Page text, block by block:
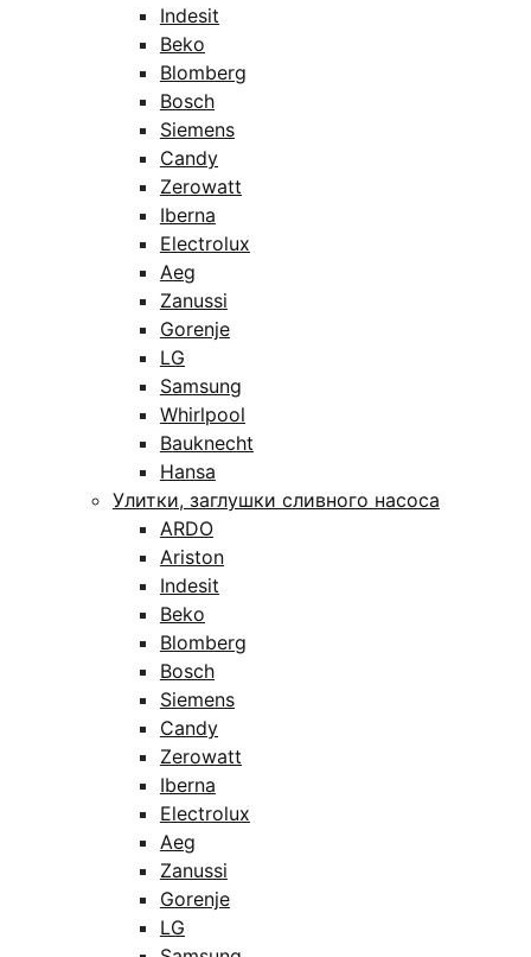
Indesit
Beko
Blomberg
Bosch
Siemens
Candy
Zerowatt
Iberna
Electrolux
Aeg
Zanussi
Gorenje
LG
Samsung
Whirlpool
Bauknecht
Hansa
Улитки, заглушки сливного насоса
ARDO
Ariston
Indesit
Beko
Blomberg
Bosch
Siemens
Candy
Zerowatt
Iberna
Electrolux
Aeg
Zanussi
Gorenje
LG